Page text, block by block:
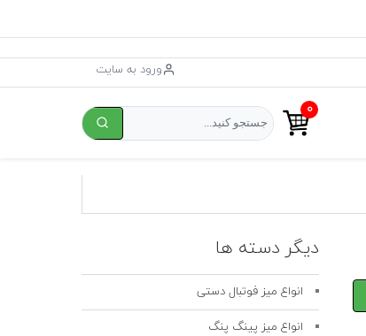
ورود به سایت
۰
دیگر دسته ها
انواع میز فوتبال دستی
انواع میز پینگ پنگ